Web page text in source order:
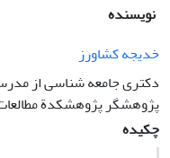
نویسنده
خدیجه کشاورز
دکتری جامعه شناسی از
پژوهشگر پژوهشکدة
چکیده